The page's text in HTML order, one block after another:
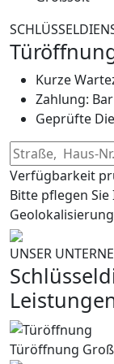
Kurze
Zahlung:
Geprüfte
Verfügbarkeit
Bitte pflegen
UNSER
Türöffnung